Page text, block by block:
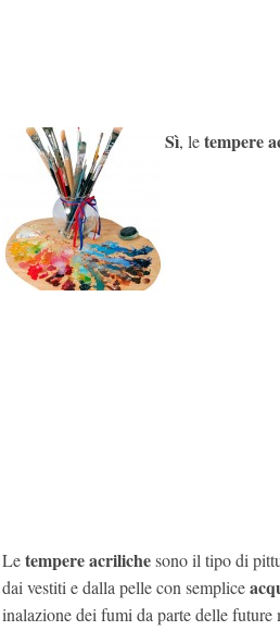
Sì, letempere
Letempere acrilichesono il tipo di
dai vestiti e dalla pelle con semplice
inalazione dei fumi da parte delle future